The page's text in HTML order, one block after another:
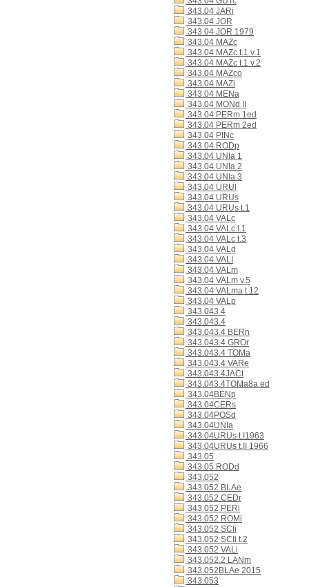
343.04 JARi
343.04 JOR
343.04 JOR 1979
343.04 MAZc
343.04 MAZc t.1 v.1
343.04 MAZc t.1 v.2
343.04 MAZco
343.04 MAZi
343.04 MENa
343.04 MONd II
343.04 PERm 1ed
343.04 PERm 2ed
343.04 PINc
343.04 RODp
343.04 UNIa 1
343.04 UNIa 2
343.04 UNIa 3
343.04 URUl
343.04 URUs
343.04 URUs t.1
343.04 VALc
343.04 VALc t.1
343.04 VALc t.3
343.04 VALd
343.04 VALI
343.04 VALm
343.04 VALm v.5
343.04 VALma t.12
343.04 VALp
343.043 4
343.043.4
343.043.4 BERn
343.043.4 GROr
343.043.4 TOMa
343.043.4 VARe
343.043.4JACt
343.043.4TOMa8a.ed
343.04BENp
343.04CERs
343.04POSd
343.04UNIa
343.04URUs t.I1963
343.04URUs t.II 1966
343.05
343.05 RODd
343.052
343.052 BLAe
343.052 CEDr
343.052 PERi
343.052 ROMi
343.052 SCIi
343.052 SCIi t.2
343.052 VALi
343.052.2 LANm
343.052BLAe 2015
343.053